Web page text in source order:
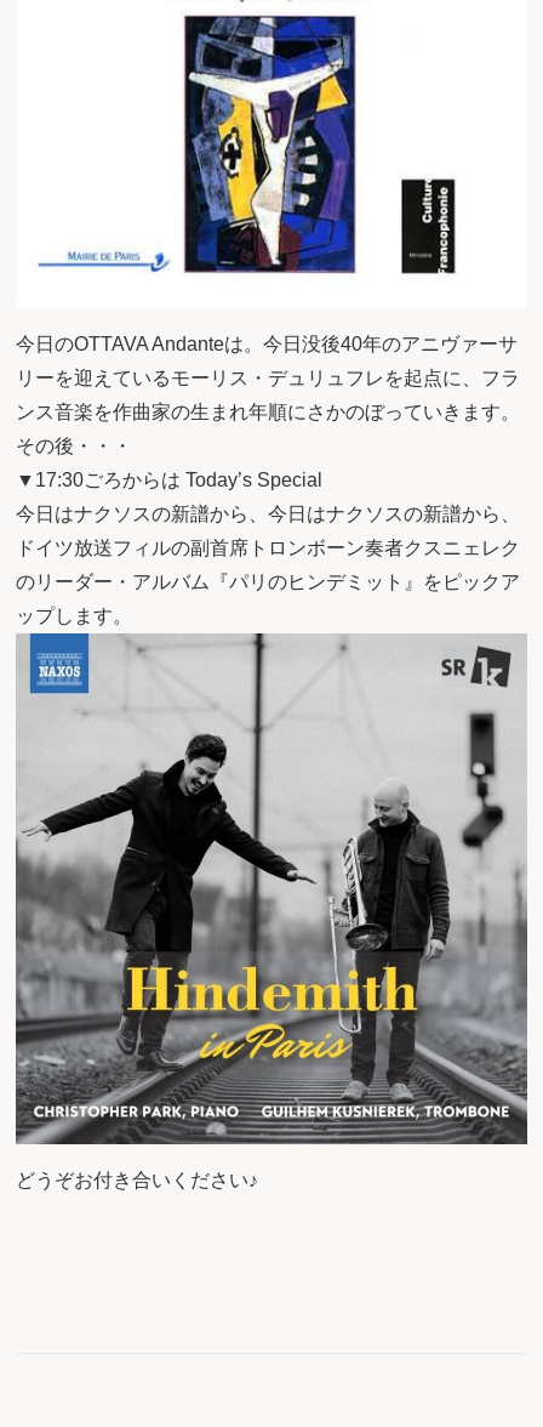
今日のOTTAVA Andanteは。今日没後40年のアニヴァーサ
リーを迎えているモーリス・デュリュフレを起点に、フラ
ンス音楽を作曲家の生まれ年順にさかのぼっていきます。
その後・・・
▼17:30ごろからは Today’s Special
今日はナクソスの新譜から、今日はナクソスの新譜から、
ドイツ放送フィルの副首席トロンボーン奏者クスニェレク
のリーダー・アルバム『パリのヒンデミット』をピックア
ップします。
どうぞお付き合いください♪